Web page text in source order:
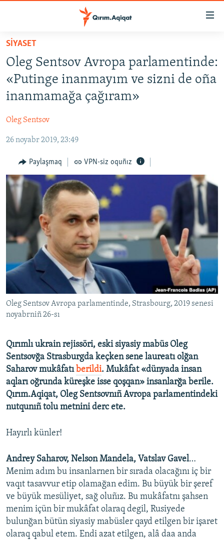
Esas
qaytmaq
Baş
navigatsiyağa
qaytmaq
Qıdıruvğa
qaytmaq
HABERLER
SİYASET
İQTİSADİYAT
MEDENİYET
İNSAN AQLARI
VİDEO
SÜRET
BLOGLAR
FİKİR
Русский
Українською
QOŞULIÑIZ!
SİYASET
Oleg Sentsov Avropa parlamentinde:
«Putinge inanmayım ve sizni de oña
inanmamağa çağıram»
Oleg Sentsov
26 noyabr 2019, 23:49
Paylaşmaq VPN-siz oquñız
Oleg Sentsov Avropa parlamentinde, Strasbourg, 2019 senesi
noyabrniñ 26-sı
Qırımlı ukrain rejissöri, eski siyasiy mabüs Oleg
Sentsovğa Strasburgda keçken sene laureatı olğan
Saharov mukâfatı berildi. Mukâfat «dünyada insan
aqları oğrunda küreşke isse qoşqan» insanlarğa berile.
Qırım.Aqiqat, Oleg Sentsovnıñ Avropa parlamentindeki
nutqunıñ tolu metnini derc ete.
Hayırlı künler!
Andrey Saharov, Nelson Mandela, Vatslav Gavel…
Menim adım bu insanlarnen bir sırada olacağını iç bir
vaqıt tasavvur etip olamağan edim. Bu büyük bir şeref
ve büyük mesüliyet, sağ oluñız. Bu mukâfatnı şahsen
menim içün bir mukâfat olaraq degil, Rusiyede
bulunğan bütün siyasiy mabüsler qayd etilgen bir işaret
olaraq qabul etem. Endi azat etilgen, alâ daa anda